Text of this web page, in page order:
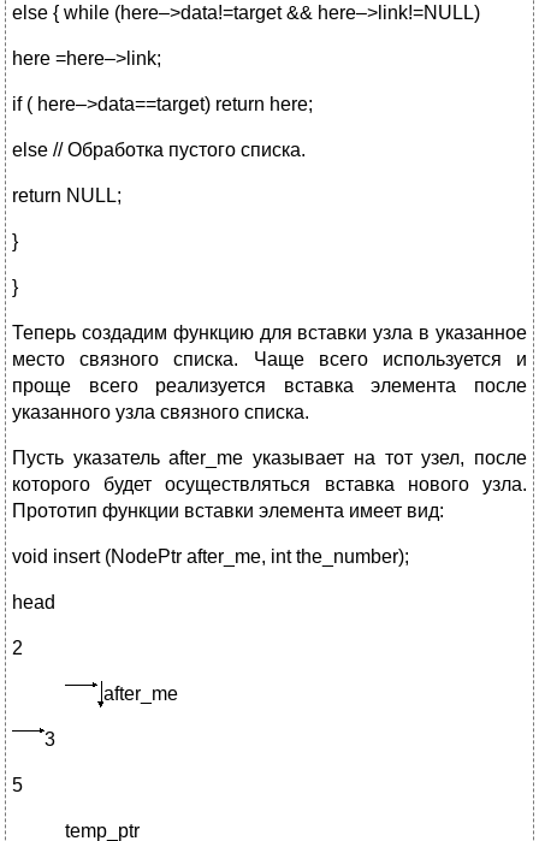
else { while (here–>data!=target && here–>link!=NULL)
here =here–>link;
if ( here–>data==target) return here;
else // Обработка пустого списка.
return NULL;
}
}
Теперь создадим функцию для вставки узла в указанное
место связного списка. Чаще всего используется и
проще всего реализуется вставка элемента после
указанного узла связного списка.
Пусть указатель after_me указывает на тот узел, после
которого будет осуществляться вставка нового узла.
Прототип функции вставки элемента имеет вид:
void insert (NodePtr after_me, int the_number);
head
2
after_me
3
5
temp_ptr